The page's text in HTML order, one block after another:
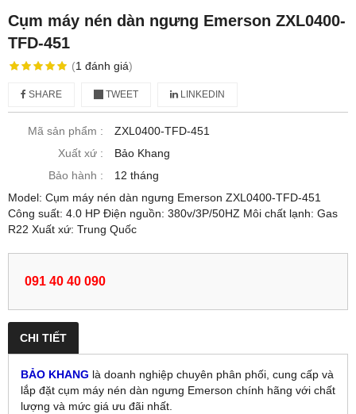
Cụm máy nén dàn ngưng Emerson ZXL0400-
TFD-451
(1 đánh giá)
SHARE TWEET LINKEDIN
Mã sản phẩm :
ZXL0400-TFD-451
Xuất xứ :
Bảo Khang
Bảo hành :
12 tháng
Model: Cụm máy nén dàn ngưng Emerson ZXL0400-TFD-451
Công suất: 4.0 HP Điện nguồn: 380v/3P/50HZ Môi chất lạnh: Gas
R22 Xuất xứ: Trung Quốc
091 40 40 090
CHI TIẾT
BẢO KHANG là doanh nghiệp chuyên phân phối, cung cấp và
lắp đặt cụm máy nén dàn ngưng Emerson chính hãng với chất
lượng và mức giá ưu đãi nhất.